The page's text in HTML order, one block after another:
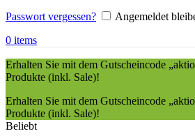
Passwort vergessen?
Angemeldet
0 items
Erhalten Sie mit dem Gutscheincode
Produkte (inkl. Sale)!
Erhalten Sie mit dem Gutscheincode
Produkte (inkl. Sale)!
Beliebt